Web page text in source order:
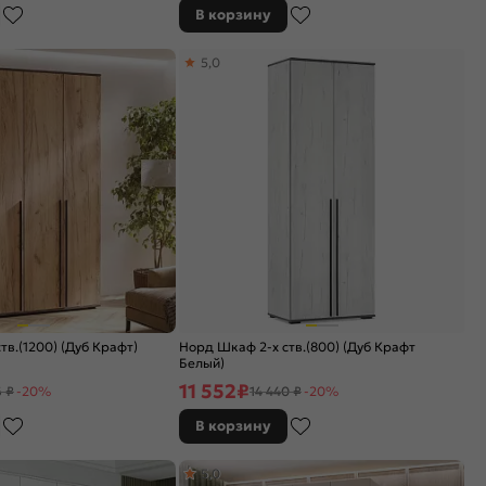
В корзину
(Дуб Крафт)
₽ -20%
Норд Шкаф 2-х ств.(800) (Дуб Крафт
Белый)
5,0
11 552₽14 440 ₽ -20%
В корзину
5,0